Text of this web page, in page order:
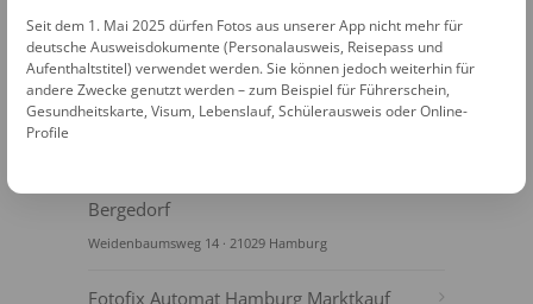
Fotofix Automat Hamburg Kaufland
Bergedorf
Bergedorfer Str. 106 · 21029 Hamburg
Bergedorf
Weidenbaumsweg 14 · 21029 Hamburg
Fotofix Automat Hamburg Marktkauf
Seit dem 1. Mai 2025 dürfen Fotos aus unserer App nicht mehr für
deutsche Ausweisdokumente (Personalausweis, Reisepass und
Aufenthaltstitel) verwendet werden. Sie können jedoch weiterhin für
andere Zwecke genutzt werden – zum Beispiel für Führerschein,
Gesundheitskarte, Visum, Lebenslauf, Schülerausweis oder Online-
Profile